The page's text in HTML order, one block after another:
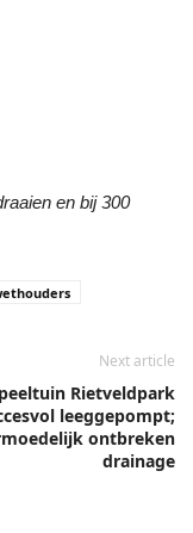
en bij 300
Next article
Rietveldpark
leeggepompt;
ontbreken
drainage